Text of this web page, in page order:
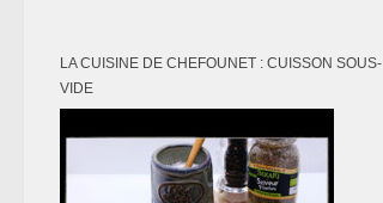
LA CUISINE DE CHEFOUNET : CUISSON SOUS-
VIDE